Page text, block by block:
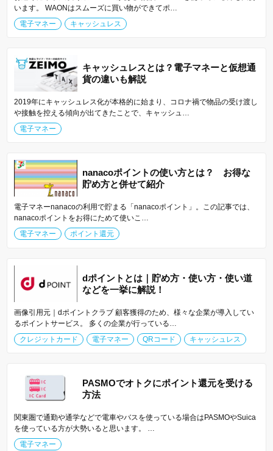
います。 WAONはスムーズに買い物ができてポ…
電子マネー
キャッシュレス
キャッシュレスとは？電子マネーと仮想通
貨の違いも解説
2019年にキャッシュレス化が本格的に始まり、コロナ禍で物品の受け渡し
や接触を控える傾向が出てきたことで、キャッシュ…
電子マネー
nanacoポイントの使い方とは？ お得な
貯め方と併せて紹介
電子マネーnanacoの利用で貯まる「nanacoポイント」。この記事では、
nanacoポイントをお得にためて使いこ…
電子マネー
ポイント還元
dポイントとは｜貯め方・使い方・使い道
などを一挙に解説！
画像引用元｜dポイントクラブ 顧客獲得のため、様々な企業が導入してい
るポイントサービス。 多くの企業が行っている…
クレジットカード
電子マネー QRコード キャッシュレス
PASMOでオトクにポイント還元を受ける
方法
関東圏で通勤や通学などで電車やバスを使っている場合はPASMOやSuica
を使っている方が大勢いると思います。 …
電子マネー